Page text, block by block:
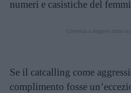
numeri e casistiche del
Se il catcalling come
complimento fosse